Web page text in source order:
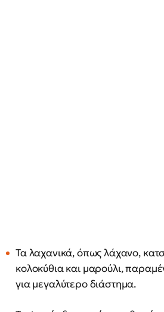
Τα λαχανικά, όπως λάχανο,
κολοκύθια και μαρούλι,
για μεγαλύτερο διάστημα.